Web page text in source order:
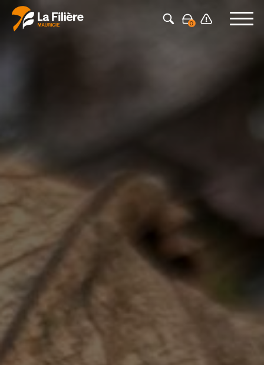
Press Enter to search